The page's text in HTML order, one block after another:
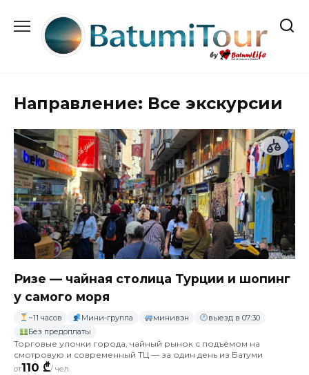
содержанию
Направление: Все экскурсии
Ризе — чайная столица Турции и шопинг
у самого моря
~11 часов Мини-группа минивэн
выезд в 07:30
Без предоплаты
Торговые улочки города, чайный рынок с подъёмом на
смотровую и современный ТЦ — за один день из Батуми
от110 ₾/ чел.